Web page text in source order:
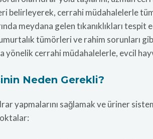
belirleyerek, cerrahi müdahalelerle
meydana gelen tıkanıklıkları
tümörleri ve rahim sorunları
yönelik cerrahi müdahalelerle, evcil
Neden Gerekli?
yapmalarını sağlamak ve üriner